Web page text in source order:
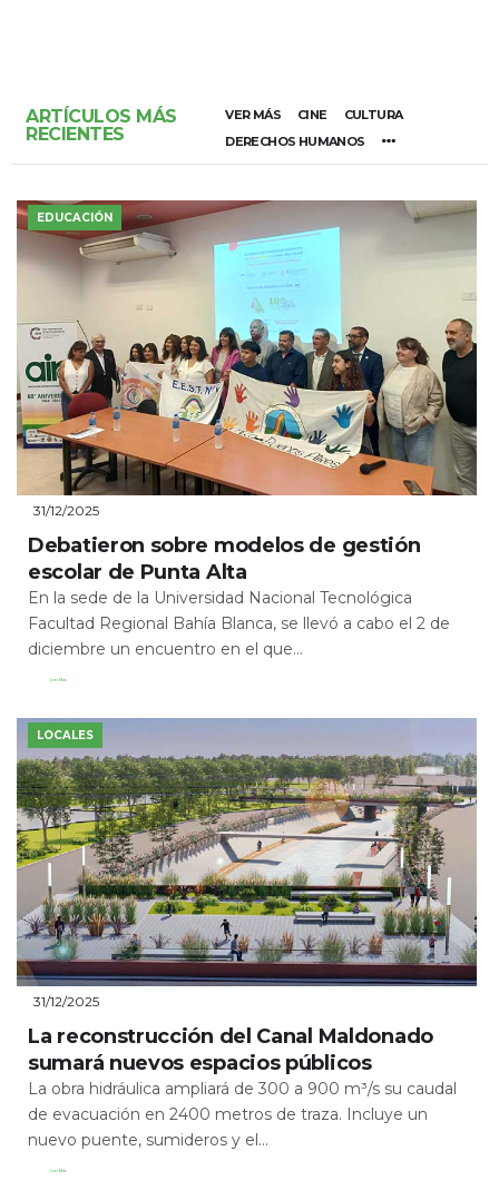
ARTÍCULOS MÁS
RECIENTES
VER MÁS CINE
CULTURA
DERECHOS HUMANOS
EDUCACIÓN
31/12/2025
Debatieron sobre modelos de gestión
escolar de Punta Alta
En la sede de la Universidad Nacional Tecnológica
Facultad Regional Bahía Blanca, se llevó a cabo el 2 de
diciembre un encuentro en el que...
Leer Más
LOCALES
31/12/2025
La reconstrucción del Canal Maldonado
sumará nuevos espacios públicos
La obra hidráulica ampliará de 300 a 900 m³/s su caudal
de evacuación en 2400 metros de traza. Incluye un
nuevo puente, sumideros y el...
Leer Más